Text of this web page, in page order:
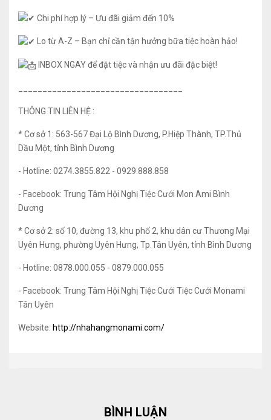
Chi phí hợp lý – Ưu đãi giảm đến 10%
Lo từ A-Z – Bạn chỉ cần tận hưởng bữa tiệc hoàn hảo!
INBOX NGAY để đặt tiệc và nhận ưu đãi đặc biệt!
THÔNG TIN LIÊN HỆ :
* Cơ sở 1: 563-567 Đại Lộ Bình Dương, P.Hiệp Thành, TP.Thủ
Dầu Một, tỉnh Bình Dương
- Hotline: 0274.3855.822 - 0929.888.858
- Facebook: Trung Tâm Hội Nghị Tiệc Cưới Mon Ami Bình
Dương
* Cơ sở 2: số 10, đường 13, khu phố 2, khu dân cư Thương Mại
Uyên Hưng, phường Uyên Hưng, Tp.Tân Uyên, tỉnh Bình Dương
- Hotline: 0878.000.055 - 0879.000.055
- Facebook: Trung Tâm Hội Nghị Tiệc Cưới Tiệc Cưới Monami
Tân Uyên
Website: http://nhahangmonami.com/
BÌNH LUẬN